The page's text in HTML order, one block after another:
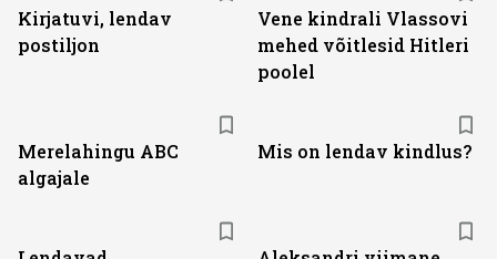
Kirjatuvi, lendav
postiljon
Vene kindrali Vlassovi
mehed võitlesid Hitleri
poolel
Merelahingu ABC
algajale
Mis on lendav kindlus?